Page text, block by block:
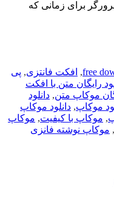
برای زمانی که
free
, افکت فانتزی, پی
رایگان متن با افکت
موکاپ متن, دانلود
موکاپ, دانلود موکاپ
, موکاپ با کیفیت, موکاپ
, موکاپ نوشته فانزی